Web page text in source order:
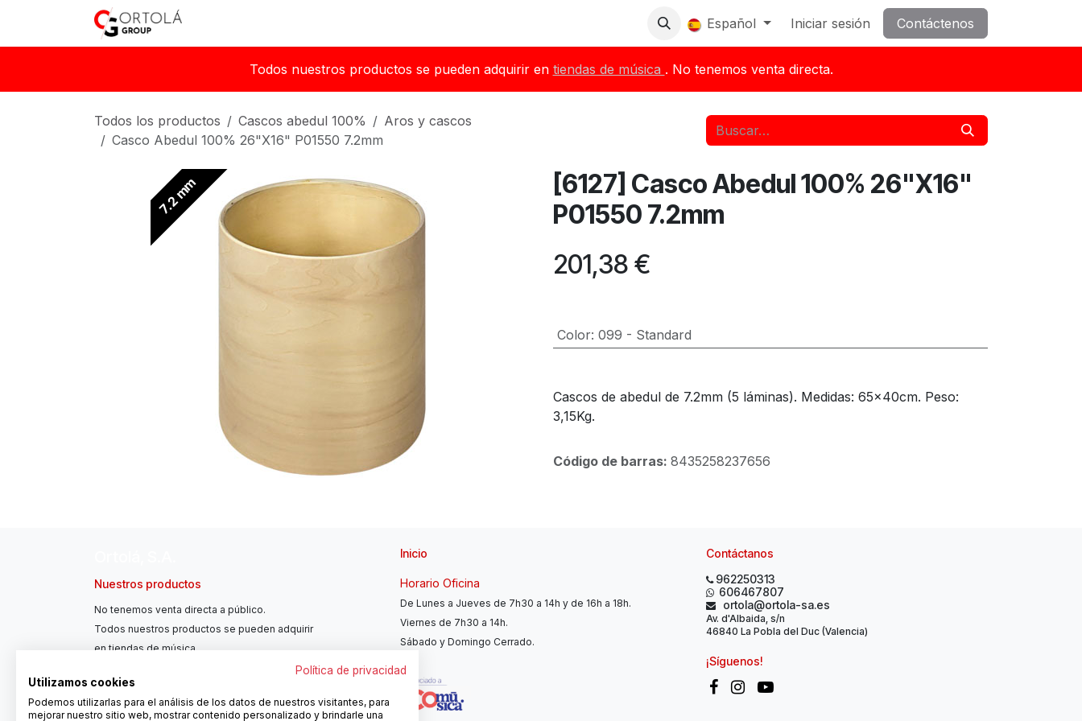
Español Iniciar sesión Contáctenos
Todos nuestros productos se pueden adquirir en tiendas de música . No tenemos venta directa.
Todos los productos Cascos abedul 100%
Aros y cascos
Casco Abedul 100% 26"X16" P01550 7.2mm
7.2 mm
[6127] Casco Abedul 100% 26"X16"
P01550 7.2mm
201,38 €
Color: 099 - Standard
Cascos de abedul de 7.2mm (5 láminas). Medidas: 65x40cm. Peso:
3,15Kg.
Código de barras: 8435258237656
Nuestros productos
No tenemos venta directa a público.
Todos nuestros productos se pueden adquirir
en tiendas de música.
Inicio
Horario Oficina
De Lunes a Jueves de 7h30 a 14h y de 16h a 18h.
Viernes de 7h30 a 14h.
Sábado y Domingo Cerrado.
Contáctanos
962250313
606467807
ortola@ortola-sa.es
Av. d'Albaida, s/n
46840 La Pobla del Duc (Valencia)
¡Síguenos!
Política de privacidad
Utilizamos cookies
Podemos utilizarlas para el análisis de los datos de nuestros visitantes, para
mejorar nuestro sitio web, mostrar contenido personalizado y brindarle una